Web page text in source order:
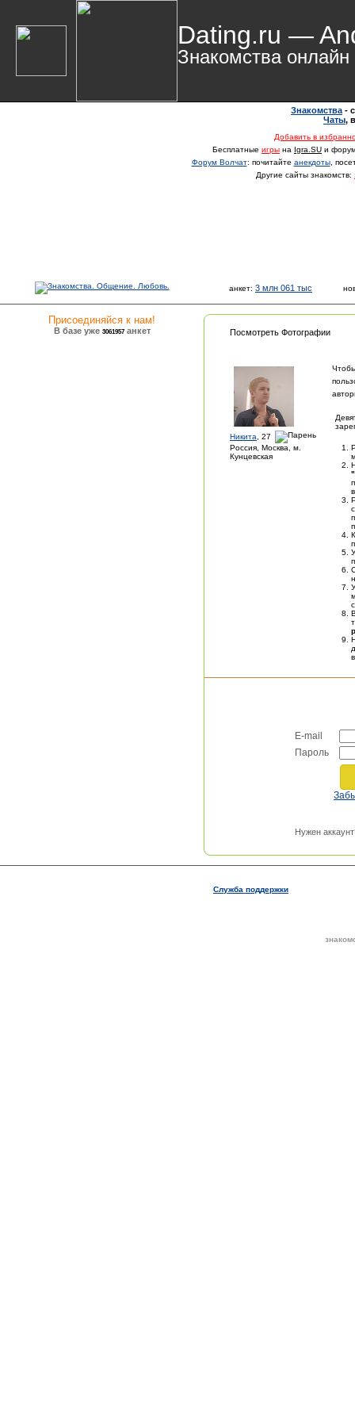
Dating.ru —
Знакомства онлайн
Знакомства -
Чаты,
Добавить в
Бесплатные игры на Igra.SU и
Форум Волчат: почитайте анекдоты,
Другие сайты знакомств:
анкет: 3 млн 061 тыс
Присоединяйся к нам!
В базе уже 3061957анкет Посмотреть Фотографии
Никита , 27
Россия, Москва, м.
Кунцевская
E-mail
Пароль
Нужен
Служба поддержки